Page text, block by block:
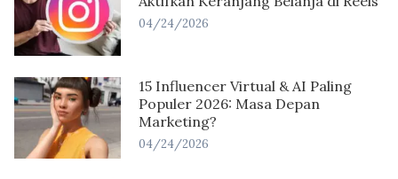
04/24/2026
15 Influencer Virtual & AI Paling
Populer 2026: Masa Depan
Marketing?
04/24/2026